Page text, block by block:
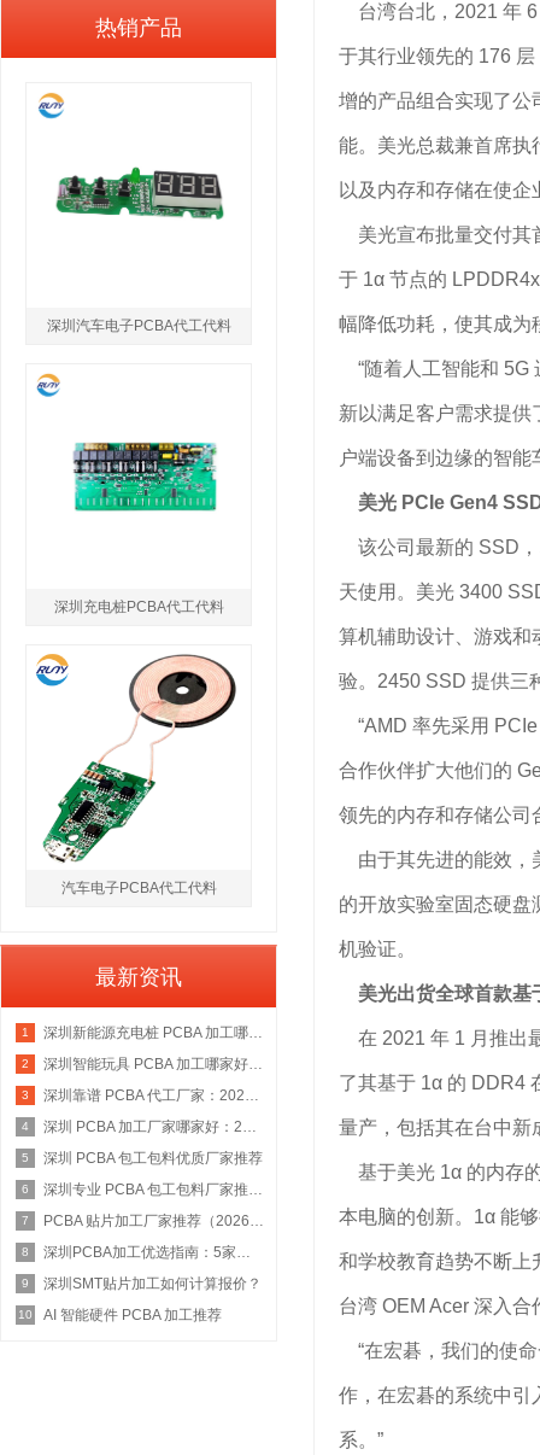
台湾台北，2021 年
于其行业领先的 176
增的产品组合实现了公
能。美光总裁兼首席执
以及内存和存储在使
美光宣布批量交付其
于 1α 节点的
幅降低功耗，使其成为
“随着人工智能和 5G
新以满足客户需求提
户端设备到边缘的智能
美光 PCIe Gen4
该公司最新的 SSD，
天使用。美光 3400
算机辅助设计、游戏和
验。2450 SSD 提供三
“AMD 率先采用
合作伙伴扩大他们的
领先的内存和存储公司
由于其先进的能效，
的开放实验室固态硬盘
机验证。
美光出货全球首款
在 2021 年 1 月推出
了其基于 1α 的 DDR4
量产，包括其在台中新
基于美光 1α 的内存
本电脑的创新。1α 能
和学校教育趋势不断上
台湾 OEM Acer 深入
“在宏碁，我们的使命
作，在宏碁的系统中引
系。”
热销产品
深圳汽车电子PCBA代工代料
深圳充电桩PCBA代工代料
汽车电子PCBA代工代料
最新资讯
1 深圳新能源充电桩 PCBA 加工哪家好：2026 权威选型指南
2 深圳智能玩具 PCBA 加工哪家好：2026 权威选型指南
3 深圳靠谱 PCBA 代工厂家：2026 年权威选型指南
4 深圳 PCBA 加工厂家哪家好：2026 权威选型指南
5 深圳 PCBA 包工包料优质厂家推荐
6 深圳专业 PCBA 包工包料厂家推荐：2026 年权威选型指南
7 PCBA 贴片加工厂家推荐（2026 权威指南）
8 深圳PCBA加工优选指南：5家具备IATF 16949资质的源头工厂深度盘点
9 深圳SMT贴片加工如何计算报价？
10 AI 智能硬件 PCBA 加工推荐